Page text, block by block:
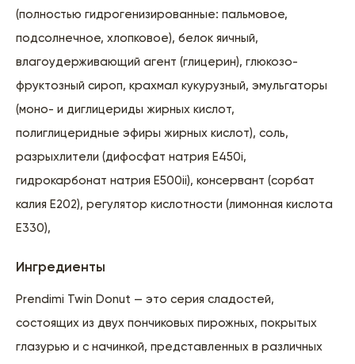
(полностью гидрогенизированные: пальмовое,
подсолнечное, хлопковое), белок яичный,
влагоудерживающий агент (глицерин), глюкозо-
фруктозный сироп, крахмал кукурузный, эмульгаторы
(моно- и диглицериды жирных кислот,
полиглицеридные эфиры жирных кислот), соль,
разрыхлители (дифосфат натрия E450i,
гидрокарбонат натрия E500ii), консервант (сорбат
калия E202), регулятор кислотности (лимонная кислота
E330),
Ингредиенты
Prendimi Twin Donut — это серия сладостей,
состоящих из двух пончиковых пирожных, покрытых
глазурью и с начинкой, представленных в различных